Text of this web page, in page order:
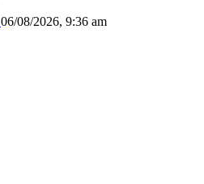
06/08/2026, 9:36 am